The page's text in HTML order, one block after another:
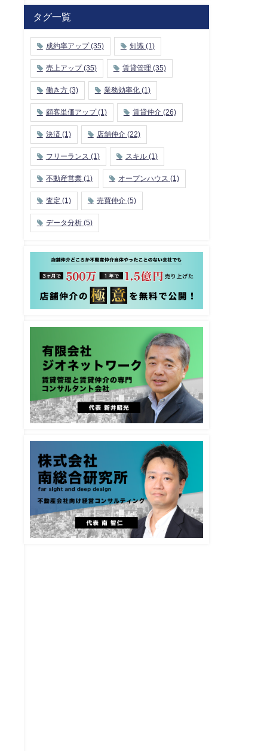
タグ一覧
成約率アップ(35) 知識 (1)
売上アップ(35) 賃貸管理 (35)
働き方(3) 業務効率化(1)
顧客単価アップ(1) 賃貸仲介(26)
決済(1) 店舗仲介(22)
フリーランス (1) スキル(1)
不動産営業(1) オープンハウス (1)
査定 (1) 売買仲介(5)
データ分析(5)